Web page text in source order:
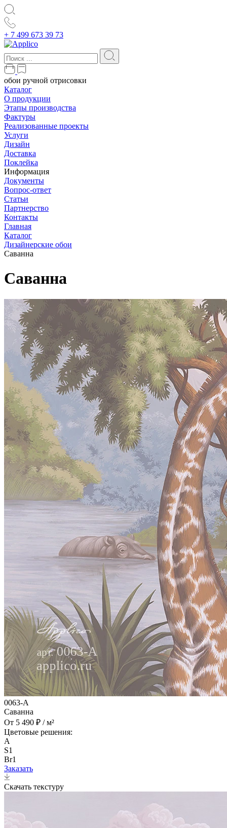
+ 7 499 673 39 73
обои ручной отрисовки
Каталог
О продукции
Этапы производства
Фактуры
Реализованные проекты
Услуги
Дизайн
Доставка
Поклейка
Информация
Документы
Вопрос-ответ
Статьи
Партнерство
Контакты
Главная
Каталог
Дизайнерские обои
Саванна
Саванна
0063-A
Саванна
От 5 490 ₽ / м²
Цветовые решения:
A
S1
Br1
Заказать
Скачать текстуру